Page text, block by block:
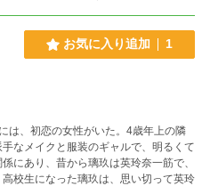
お気に入り追加 1
は、初恋の女性がいた。4歳年上の隣
なメイクと服装のギャルで、明るくて
にあり、昔から璃玖は英玲奈一筋で、
校生になった璃玖は、思い切って英玲